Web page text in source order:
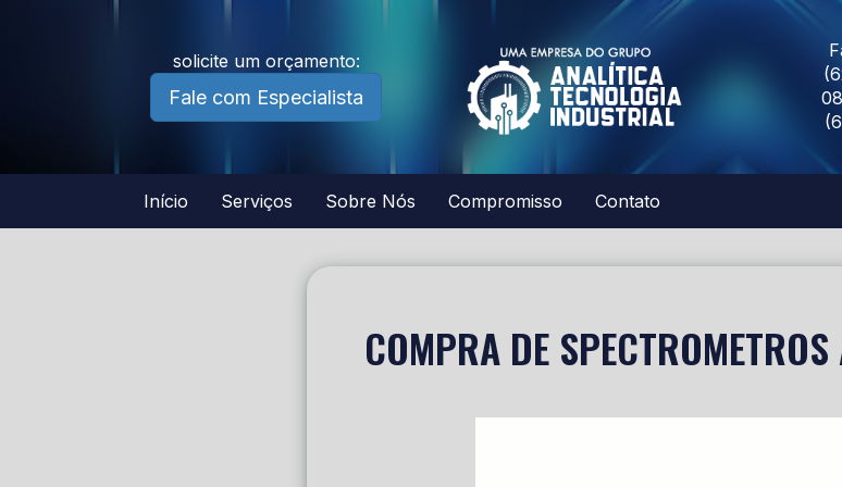
solicite um orçamento:
Fale com Especialista
Início Serviços Sobre Nós Compromisso Contato
COMPRA DE